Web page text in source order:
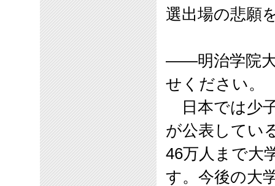
選出場の悲願
――明治学院大
せください。
日本では少
が公表してい
46万人まで大
す。今後の大